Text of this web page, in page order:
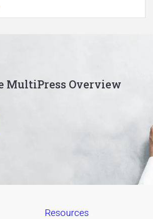
MultiPress Overview
resources